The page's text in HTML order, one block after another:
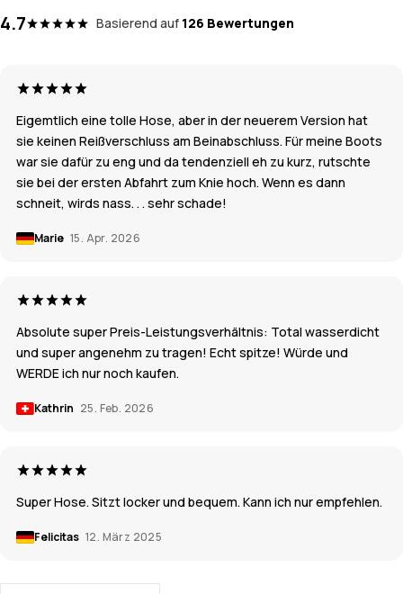
4.7 Basierend auf 126 Bewertungen
Eigemtlich eine tolle Hose, aber in der neuerem Version hat
sie keinen Reißverschluss am Beinabschluss. Für meine Boots
war sie dafür zu eng und da tendenziell eh zu kurz, rutschte
sie bei der ersten Abfahrt zum Knie hoch. Wenn es dann
schneit, wirds nass. . . sehr schade!
Marie 15. Apr. 2026
Absolute super Preis-Leistungsverhältnis: Total wasserdicht
und super angenehm zu tragen! Echt spitze! Würde und
WERDE ich nur noch kaufen.
Kathrin 25. Feb. 2026
Super Hose. Sitzt locker und bequem. Kann ich nur empfehlen.
Felicitas 12. März 2025